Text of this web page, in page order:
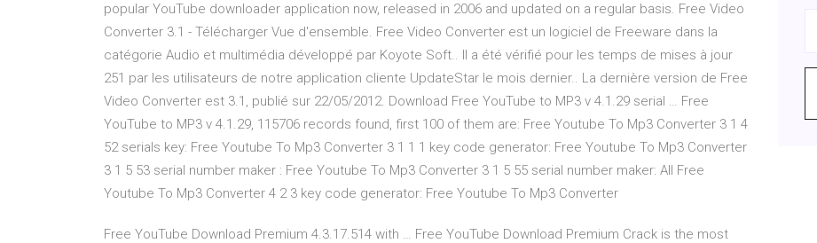
popular YouTube downloader application now, released in 2006 and updated on a regular basis. Free Video
Converter 3.1 - Télécharger Vue d'ensemble. Free Video Converter est un logiciel de Freeware dans la
catégorie Audio et multimédia développé par Koyote Soft.. Il a été vérifié pour les temps de mises à jour
251 par les utilisateurs de notre application cliente UpdateStar le mois dernier.. La dernière version de Free
Video Converter est 3.1, publié sur 22/05/2012. Download Free YouTube to MP3 v 4.1.29 serial … Free
YouTube to MP3 v 4.1.29, 115706 records found, first 100 of them are: Free Youtube To Mp3 Converter 3 1 4
52 serials key: Free Youtube To Mp3 Converter 3 1 1 1 key code generator: Free Youtube To Mp3 Converter
3 1 5 53 serial number maker : Free Youtube To Mp3 Converter 3 1 5 55 serial number maker: All Free
Youtube To Mp3 Converter 4 2 3 key code generator: Free Youtube To Mp3 Converter
Free YouTube Download Premium 4.3.17.514 with … Free YouTube Download Premium Crack is the most